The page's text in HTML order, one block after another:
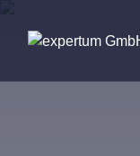
Bewerber